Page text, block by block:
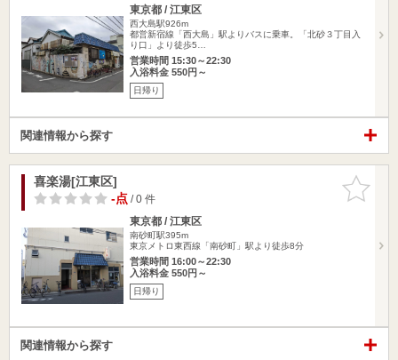
東京都 / 江東区
西大島駅926m
都営新宿線「西大島」駅よりバスに乗車。「北砂３丁目入
り口」より徒歩5…
営業時間 15:30～22:30
入浴料金 550円～
日帰り
関連情報から探す
お気に入
りに追加
喜楽湯[江東区]
-点/ 0 件
東京都 / 江東区
南砂町駅395m
東京メトロ東西線「南砂町」駅より徒歩8分
営業時間 16:00～22:30
入浴料金 550円～
日帰り
関連情報から探す